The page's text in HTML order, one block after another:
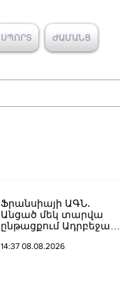
ՍՊՈՐՏ ԺԱՄԱՆՑ
Ֆրանսիայի ԱԳՆ․
Անցած մեկ տարվա
ընթացքում Ադրբեջանն
խաղաղությունը
14:37 08.08.2026